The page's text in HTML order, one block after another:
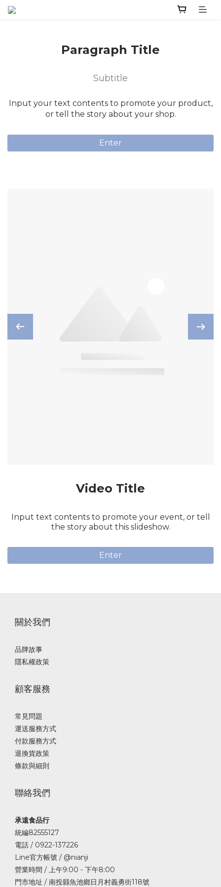
Paragraph Title
Subtitle
Input your text contents to promote your product,
or tell the story about your shop.
Enter
Video Title
Input text contents to promote your event, or tell
the story about this slideshow.
Enter
關於我們
品牌故事
隱私權政策
顧客服務
常見問題
運送服務方式
付款服務方式
退換貨政策
條款與細則
聯絡我們
承遠食品行
統編82555127
電話 / 0922-137226
Line官方帳號 / @nianji
營業時間 / 上午9:00 - 下午8:00
門市地址 / 南投縣魚池鄉日月村義勇街118號